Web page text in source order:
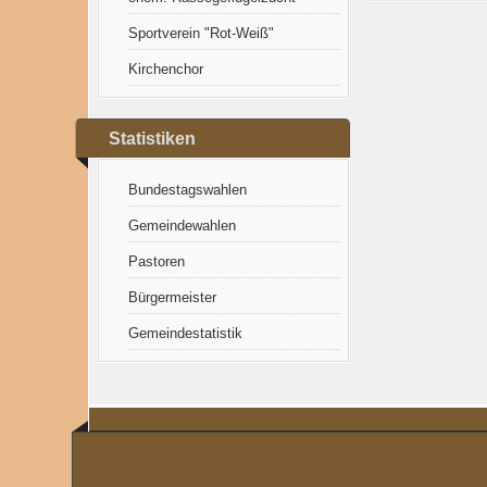
Sportverein "Rot-Weiß"
Kirchenchor
Statistiken
Bundestagswahlen
Gemeindewahlen
Pastoren
Bürgermeister
Gemeindestatistik